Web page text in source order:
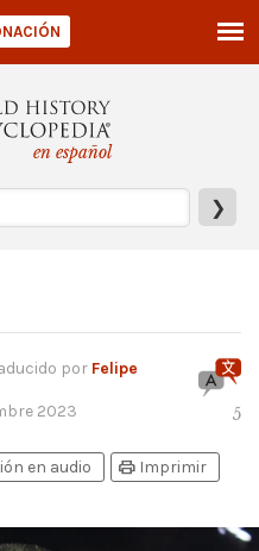
en español
❯
por Felipe
2023 5
en audio print Imprimir